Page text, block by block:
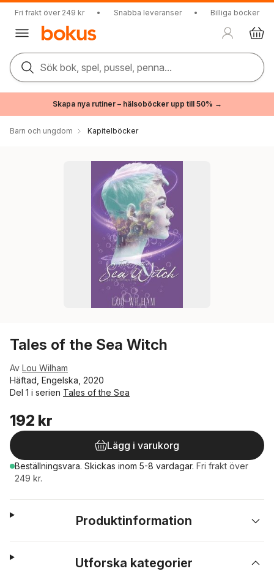
Fri frakt över 249 kr • Snabba leveranser • Billiga böcker
Sök bok, spel, pussel, penna...
Skapa nya rutiner – hälsoböcker upp till 50% →
Barn och ungdom Kapitelböcker
Tales of the Sea Witch
Av Lou Wilham
Häftad, Engelska, 2020
Del 1 i serien Tales of the Sea
192 kr
Lägg i varukorg
Beställningsvara. Skickas inom 5-8 vardagar. Fri frakt över
249 kr.
Produktinformation
Utforska kategorier